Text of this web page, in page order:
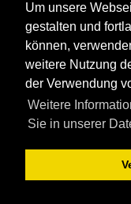
Um unsere
gestalten und
können,
weitere Nutzung
der Verwendung
Weitere
Sie in unserer
Ändere Schriftgröße
Wer ist
Insgesamt sind616
613 Gäste (basierend
gleichzeitig online waren.